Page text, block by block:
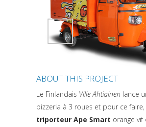
Attiva comando
ABOUT THIS PROJECT
Le Finlandais Ville Ahtiainen lance
pizzeria à 3 roues et pour ce
triporteur Ape Smart orange vif